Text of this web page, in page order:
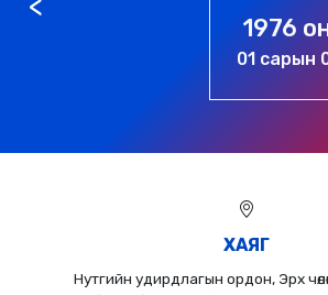
1976 он
01 сарын 01
ХАЯГ
Нутгийн удирдлагын ордон, Эрх